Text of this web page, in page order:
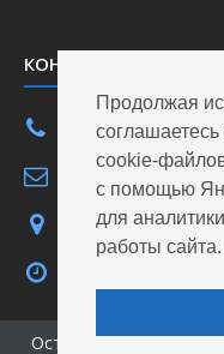
КОНТАКТЫ
8(903)696-03-99
info@aw137.ru
ул. Салтыкова-
Сб. 09:00-15:00
Оставь о нас отзыв на
Продолжая
cookie-
с помощью
для
работы сайта.